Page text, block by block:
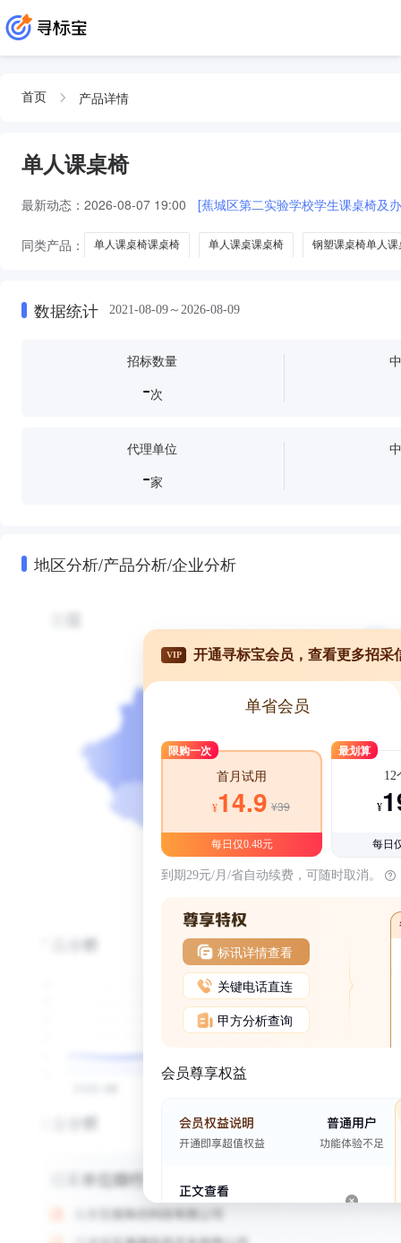
首页 产品详情
单人课桌椅
最新动态： 2026-08-07 19:00 [蕉城区第二实验学校学生课桌椅及
同类产品： 单人课桌椅课桌椅 单人课桌课桌椅 钢塑课桌椅单人课
数据统计 2021-08-09～2026-08-09
招标数量
-次
代理单位
-家
地区分析/产品分析/企业分析
VIP 开通寻标宝会员，查看更多招采
单省会员
限购一次
首月试用
¥14.9 ¥39
每日仅0.48元
最划算
12
¥
每日
到期29元/月/省自动续费，可随时取消。
标讯详情查看
关键电话直连
甲方分析查询
会员尊享权益